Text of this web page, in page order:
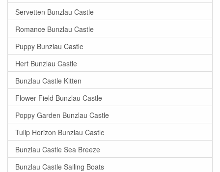
Servetten Bunzlau Castle
Romance Bunzlau Castle
Puppy Bunzlau Castle
Hert Bunzlau Castle
Bunzlau Castle Kitten
Flower Field Bunzlau Castle
Poppy Garden Bunzlau Castle
Tulip Horizon Bunzlau Castle
Bunzlau Castle Sea Breeze
Bunzlau Castle Sailing Boats